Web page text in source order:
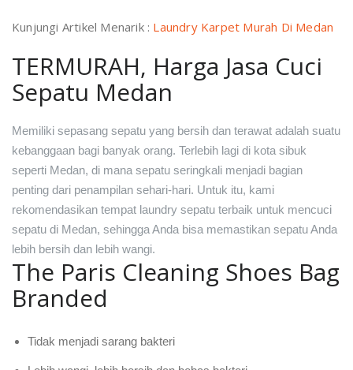
Kunjungi Artikel Menarik : Laundry Karpet Murah Di Medan
TERMURAH, Harga Jasa Cuci
Sepatu Medan
Memiliki sepasang sepatu yang bersih dan terawat adalah suatu
kebanggaan bagi banyak orang. Terlebih lagi di kota sibuk
seperti Medan, di mana sepatu seringkali menjadi bagian
penting dari penampilan sehari-hari. Untuk itu, kami
rekomendasikan tempat laundry sepatu terbaik untuk mencuci
sepatu di Medan, sehingga Anda bisa memastikan sepatu Anda
lebih bersih dan lebih wangi.
The Paris Cleaning Shoes Bag
Branded
Tidak menjadi sarang bakteri